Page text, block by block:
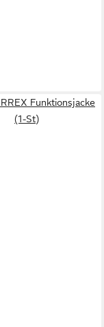
Funktionsjacke
(1-St)